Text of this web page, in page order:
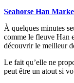
Seahorse Han
À quelques minutes
comme le fleuve Han
découvrir le meilleur
Le fait qu’elle ne
peut être un atout si